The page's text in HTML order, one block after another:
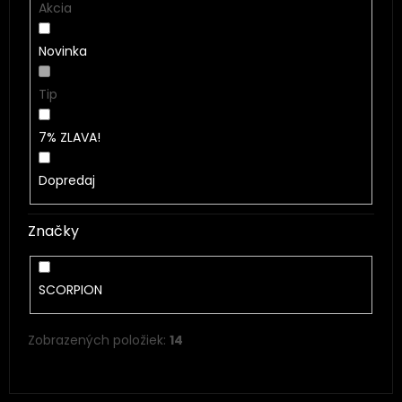
Akcia
Novinka
Tip
7% ZLAVA!
Dopredaj
Značky
SCORPION
Zobrazených položiek: 14